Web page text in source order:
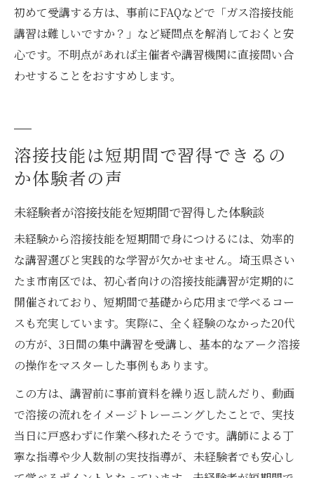
初めて受講する方は、事前にFAQなどで「ガス溶接技能
講習は難しいですか？」など疑問点を解消しておくと安
心です。不明点があれば主催者や講習機関に直接問い合
わせすることをおすすめします。
溶接技能は短期間で習得できるの
か体験者の声
未経験者が溶接技能を短期間で習得した体験談
未経験から溶接技能を短期間で身につけるには、効率的
な講習選びと実践的な学習が欠かせません。埼玉県さい
たま市南区では、初心者向けの溶接技能講習が定期的に
開催されており、短期間で基礎から応用まで学べるコー
スも充実しています。実際に、全く経験のなかった20代
の方が、3日間の集中講習を受講し、基本的なアーク溶接
の操作をマスターした事例もあります。
この方は、講習前に事前資料を繰り返し読んだり、動画
で溶接の流れをイメージトレーニングしたことで、実技
当日に戸惑わずに作業へ移れたそうです。講師による丁
寧な指導や少人数制の実技指導が、未経験者でも安心し